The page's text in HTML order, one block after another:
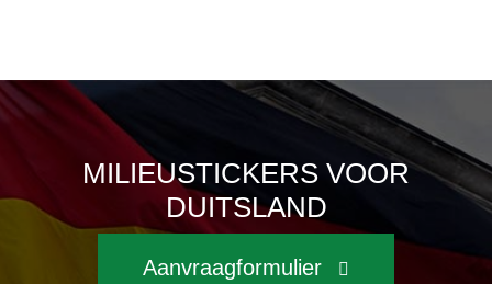
MILIEUSTICKERS VOOR
DUITSLAND
Aanvraagformulier